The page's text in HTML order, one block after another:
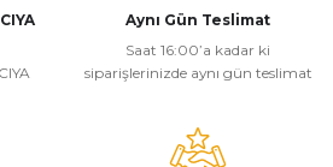
daha pahalı.
olmalı.
Aynı Gün Teslimat
Saat 16:00’a kadar ki
siparişlerinizde aynı gün teslimat